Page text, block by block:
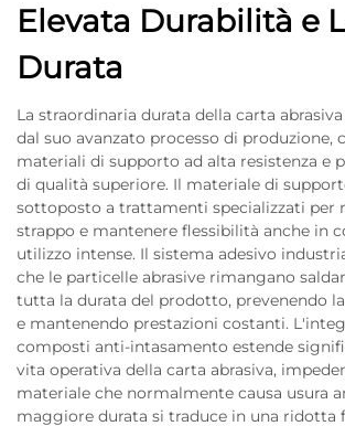
Elevata Durabilità e
Durata
La straordinaria durata della carta
dal suo avanzato processo di produzione,
materiali di supporto ad alta resistenza e
di qualità superiore. Il materiale di
sottoposto a trattamenti specializzati per
strappo e mantenere flessibilità anche in
utilizzo intense. Il sistema adesivo
che le particelle abrasive rimangano
tutta la durata del prodotto, prevenendo
e mantenendo prestazioni costanti.
composti anti-intasamento estende
vita operativa della carta abrasiva,
materiale che normalmente causa usura
maggiore durata si traduce in una ridotta